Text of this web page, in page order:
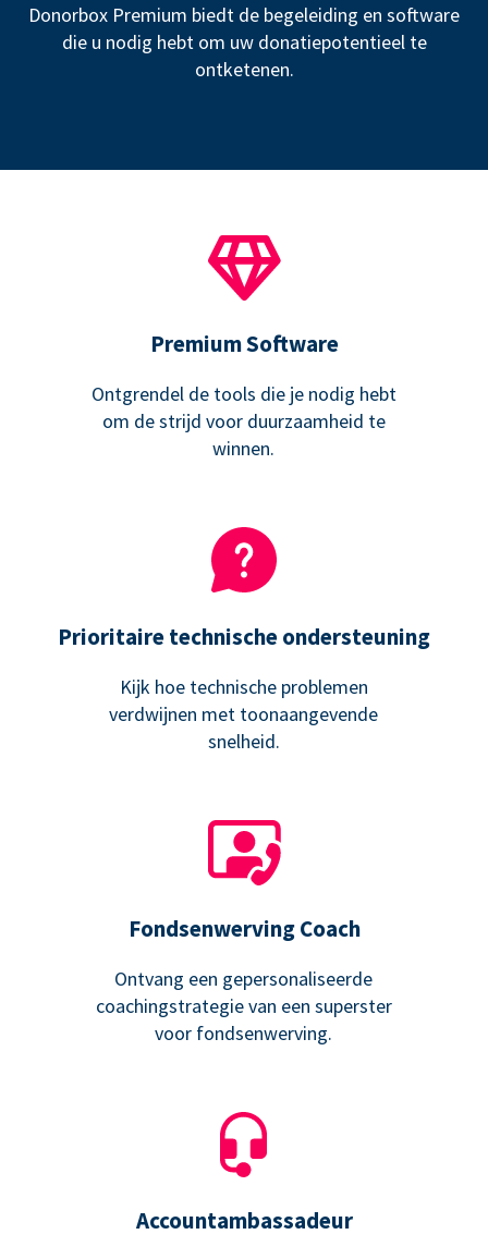
Donorbox Premium biedt de begeleiding en software
die u nodig hebt om uw donatiepotentieel te
ontketenen.
Premium Software
Ontgrendel de tools die je nodig hebt
om de strijd voor duurzaamheid te
winnen.
Prioritaire technische ondersteuning
Kijk hoe technische problemen
verdwijnen met toonaangevende
snelheid.
Fondsenwerving Coach
Ontvang een gepersonaliseerde
coachingstrategie van een superster
voor fondsenwerving.
Accountambassadeur